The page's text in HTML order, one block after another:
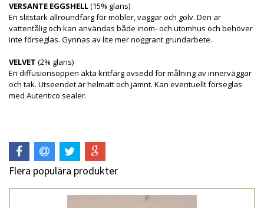
VERSANTE EGGSHELL(15% glans)
En slitstark allroundfärg för möbler, väggar och golv. Den är
vattentålig och kan användas både inom- och utomhus och behöver
inte förseglas. Gynnas av lite mer noggrant grundarbete.
VELVET (2% glans)
En diffusionsöppen äkta kritfärg avsedd för målning av innerväggar
och tak. Utseendet är helmatt och jämnt. Kan eventuellt förseglas
med Autentico sealer.
Flera populära produkter